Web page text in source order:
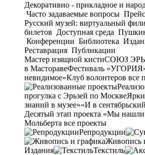
Декоративно - прикладное и
Часто задаваемые вопросы
Русский музей: виртуальный
билетов Доступная среда
Конференции Библиотека
Реставрация Публикации
Мастер изящной кистиСОЮЗ
в МасторавеФестиваль
невидимое»Клуб волонтеров все
прогулка с Эрьзей по Москве
знаний в музее»«И в
Десятый этап проекта «Мы
Мольберта все проекты
Репродукции
Живопись
Издания
Текстиль